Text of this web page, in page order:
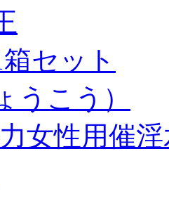
セット
うこう）
女性用催